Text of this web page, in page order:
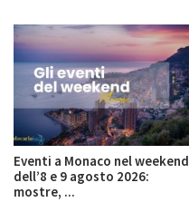
Eventi a Monaco nel weekend
dell’8 e 9 agosto 2026:
mostre, ...